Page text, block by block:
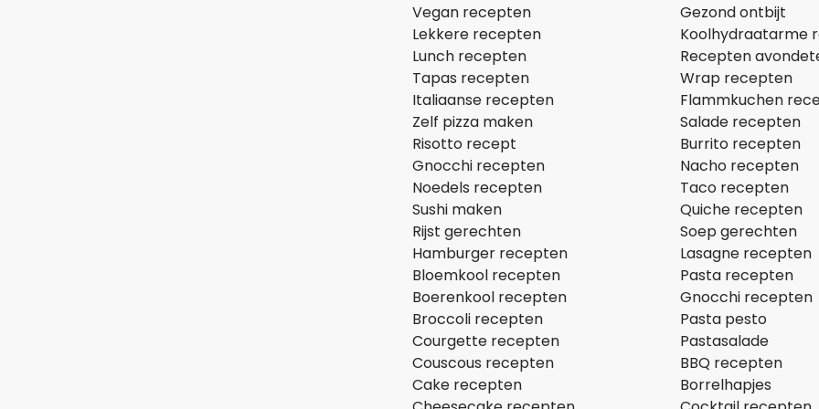
Vegan recepten
Lekkere recepten
Lunch recepten
Tapas recepten
Italiaanse recepten
Zelf pizza maken
Risotto recept
Gnocchi recepten
Noedels recepten
Sushi maken
Rijst gerechten
Hamburger recepten
Bloemkool recepten
Boerenkool recepten
Broccoli recepten
Courgette recepten
Couscous recepten
Cake recepten
Gezond ontbijt
Koolhydraatarme
Recepten
Wrap recepten
Flammkuchen
Salade recepten
Burrito recepten
Nacho recepten
Taco recepten
Quiche recepten
Soep gerechten
Lasagne recepten
Pasta recepten
Gnocchi recepten
Pasta pesto
Pastasalade
BBQ recepten
Borrelhapjes